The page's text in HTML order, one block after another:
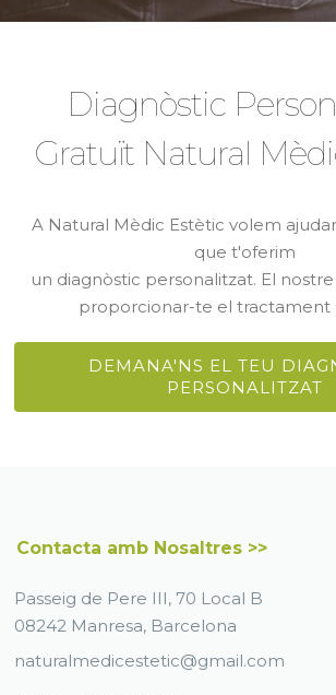
Diagnòstic
Gratuït Natural
A Natural Mèdic Estètic volem
que t'oferim
un diagnòstic personalitzat. El
proporcionar-te el tractament
DEMANA'NS EL TEU
PERSONALITZAT
Contacta amb Nosaltres >>
Passeig de Pere III, 70 Local B
08242 Manresa, Barcelona
naturalmedicestetic@gmail.com